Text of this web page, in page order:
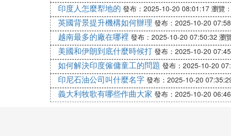
學生簽證（Student Visa)。申請學生簽證必
從事文化、教育交流項目的人員須提供中方
三十天內在印度內政部和外國人管理處申請
會議簽證（Conference Visa）。赴印參加會
次有效。申請會議簽證約需三至四天。
（四）印度對中國公民收取簽證費標准
印度人怎麼犁地的 發布：2025-10-20 08:01:17 瀏覽
英國背景提升機構如何辦理 發布：2025-10-20
越南最多的廠在哪裡 發布：2025-10-20 07:50:32 瀏
美國和伊朗到底什麼時候打 發布：2025-10-20
如何解決印度僱傭童工的問題 發布：2025-10-20
印尼石油公司叫什麼名字 發布：2025-10-20
義大利牧歌有哪些作曲大家 發布：2025-10-20